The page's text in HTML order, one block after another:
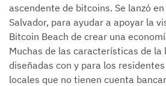
ascendente de bitcoins. Se lanzó
Salvador, para ayudar a apoyar la
Bitcoin Beach de crear una
Muchas de las características de
diseñadas con y para los
locales que no tienen cuenta